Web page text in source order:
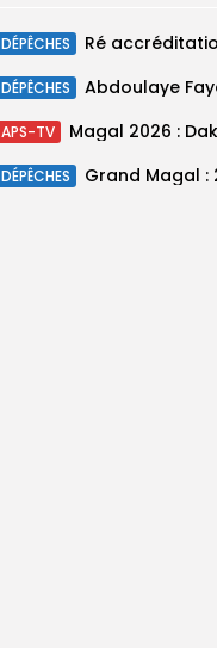
DÉPÊCHES
DÉPÊCHES
APS-TV
DÉPÊCHES